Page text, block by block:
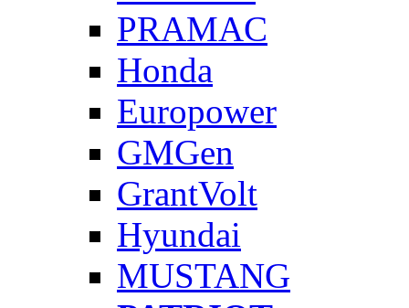
PRAMAC
Honda
Europower
GMGen
GrantVolt
Hyundai
MUSTANG